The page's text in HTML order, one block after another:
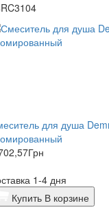
для душа
Грн
1-4 дня
Купить В корзине